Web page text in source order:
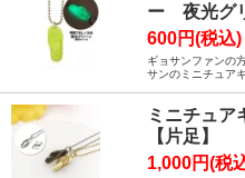
ー 夜光グ
600円(税込)
ギョサンファンの
サンのミニチュア
ミニチュ
【片足】
1,000円(税